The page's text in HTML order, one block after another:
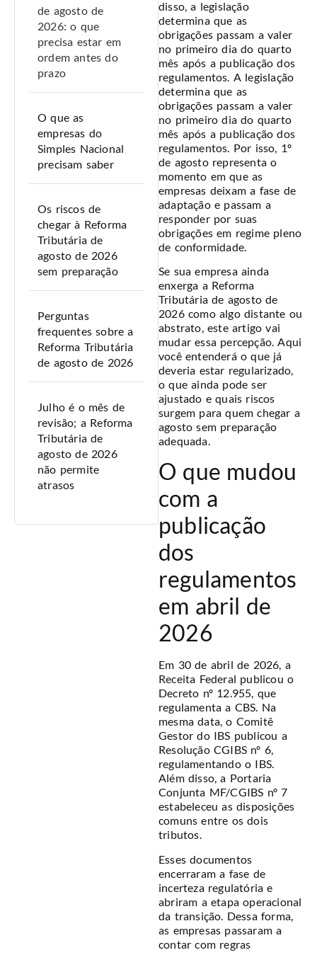
de agosto de
2026: o que
precisa estar em
ordem antes do
prazo
O que as
empresas do
Simples Nacional
precisam saber
Os riscos de
chegar à Reforma
Tributária de
agosto de 2026
sem preparação
Perguntas
frequentes sobre a
Reforma Tributária
de agosto de 2026
Julho é o mês de
revisão; a Reforma
Tributária de
agosto de 2026
não permite
atrasos
disso, a legislação
determina que as
obrigações passam a valer
no primeiro dia do quarto
mês após a publicação dos
regulamentos. A legislação
determina que as
obrigações passam a valer
no primeiro dia do quarto
mês após a publicação dos
regulamentos. Por isso, 1º
de agosto representa o
momento em que as
empresas deixam a fase de
adaptação e passam a
responder por suas
obrigações em regime pleno
de conformidade.
Se sua empresa ainda
enxerga a Reforma
Tributária de agosto de
2026 como algo distante ou
abstrato, este artigo vai
mudar essa percepção. Aqui
você entenderá o que já
deveria estar regularizado,
o que ainda pode ser
ajustado e quais riscos
surgem para quem chegar a
agosto sem preparação
adequada.
O que mudou
com a
publicação
dos
regulamentos
em abril de
2026
Em 30 de abril de 2026, a
Receita Federal publicou o
Decreto nº 12.955, que
regulamenta a CBS. Na
mesma data, o Comitê
Gestor do IBS publicou a
Resolução CGIBS nº 6,
regulamentando o IBS.
Além disso, a Portaria
Conjunta MF/CGIBS nº 7
estabeleceu as disposições
comuns entre os dois
tributos.
Esses documentos
encerraram a fase de
incerteza regulatória e
abriram a etapa operacional
da transição. Dessa forma,
as empresas passaram a
contar com regras